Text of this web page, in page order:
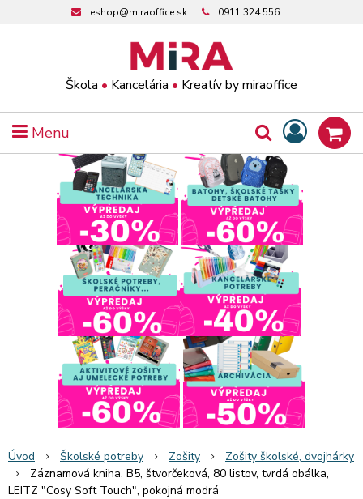
Škola • Kancelária • Kreatív by miraoffice
eshop@miraoffice.sk 0911 324 556
Menu
Úvod Školské potreby Zošity
Zošity školské, dvojhárky
Záznamová kniha, B5, štvorčeková, 80 listov, tvrdá obálka,
LEITZ "Cosy Soft Touch", pokojná modrá